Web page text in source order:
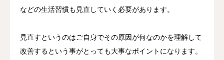
などの生活習慣も見直していく必要があります。
見直すというのはご自身でその原因が何なのかを理解して
改善するという事がとっても大事なポイントになります。